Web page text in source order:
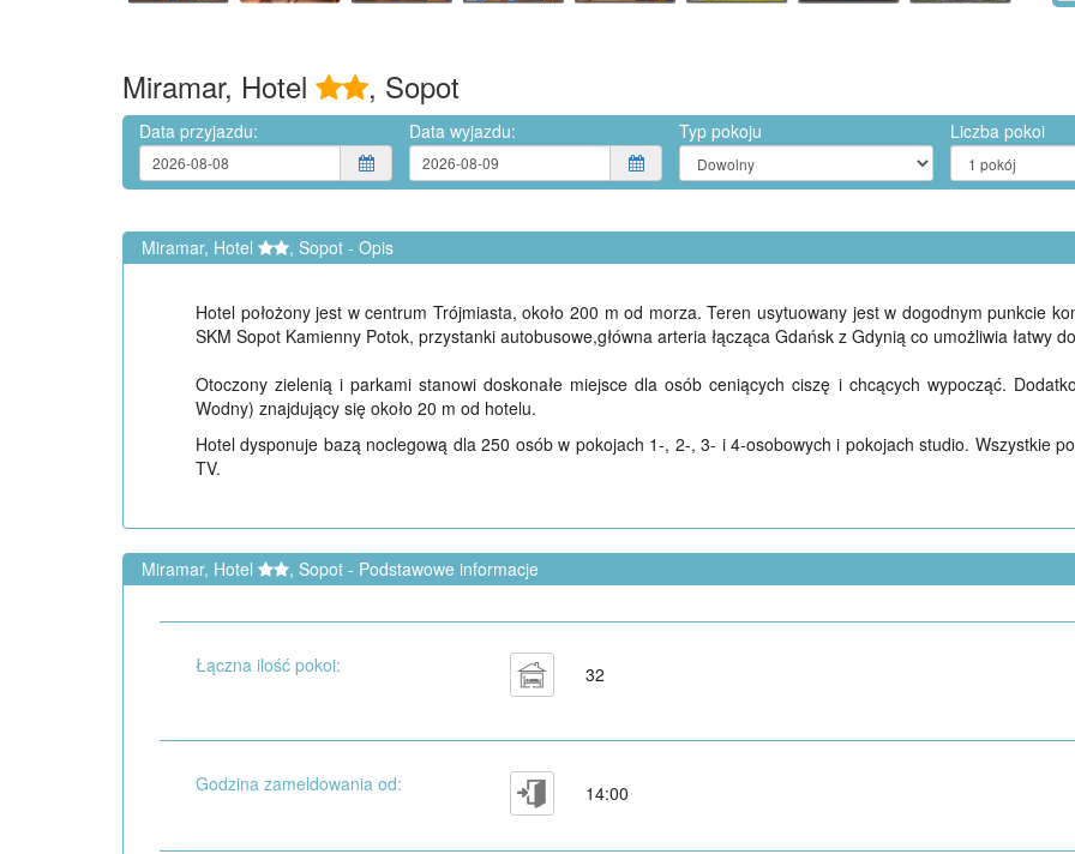
Miramar, Hotel , Sopot
Data przyjazdu: Data wyjazdu: Typ pokoju Liczba pokoi
Miramar, Hotel , Sopot - Opis
Hotel położony jest w centrum Trójmiasta, około 200 m od morza. Teren usytuowany jest w dogodnym punkcie
SKM Sopot Kamienny Potok, przystanki autobusowe,główna arteria łącząca Gdańsk z Gdynią co umożliwia łatwy
Otoczony zielenią i parkami stanowi doskonałe miejsce dla osób ceniących ciszę i chcących wypocząć.
Wodny) znajdujący się około 20 m od hotelu.
Hotel dysponuje bazą noclegową dla 250 osób w pokojach 1-, 2-, 3- i 4-osobowych i pokojach studio. Wszystkie
TV.
Miramar, Hotel , Sopot - Podstawowe informacje
Łączna ilość pokoi: 32
Godzina zameldowania od: 14:00